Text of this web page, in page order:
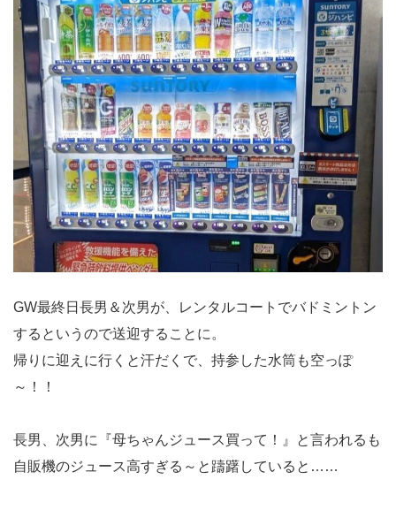
GW最終日長男＆次男が、レンタルコートでバドミントン
するというので送迎することに。
帰りに迎えに行くと汗だくで、持参した水筒も空っぽ
～！！
長男、次男に『母ちゃんジュース買って！』と言われるも
自販機のジュース高すぎる～と躊躇していると……